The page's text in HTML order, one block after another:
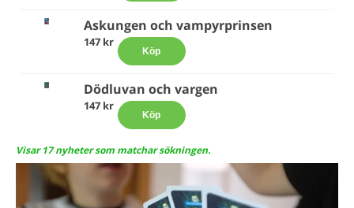
Askungen och vampyrprinsen
147 kr
Köp
Dödluvan och vargen
147 kr
Köp
Visar 17 nyheter som matchar sökningen.